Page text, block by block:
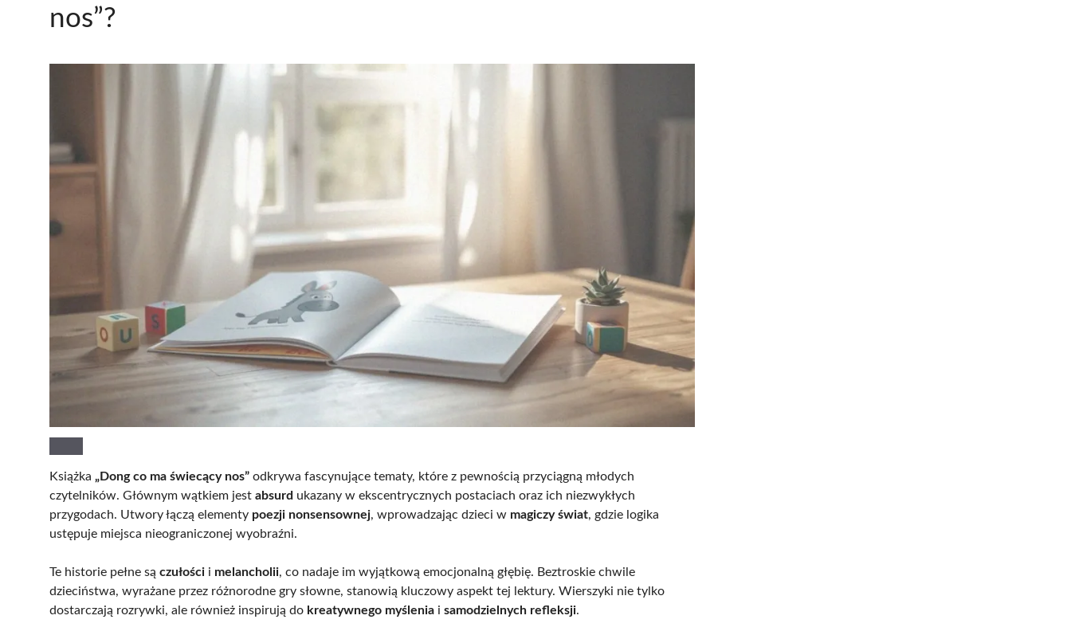
nos”?
Książka „Dong co ma świecący nos” odkrywa fascynujące tematy, które z pewnością przyciągną młodych
czytelników. Głównym wątkiem jest absurd ukazany w ekscentrycznych postaciach oraz ich niezwykłych
przygodach. Utwory łączą elementy poezji nonsensownej, wprowadzając dzieci w magiczy świat, gdzie logika
ustępuje miejsca nieograniczonej wyobraźni.
Te historie pełne są czułości i melancholii, co nadaje im wyjątkową emocjonalną głębię. Beztroskie chwile
dzieciństwa, wyrażane przez różnorodne gry słowne, stanowią kluczowy aspekt tej lektury. Wierszyki nie tylko
dostarczają rozrywki, ale również inspirują do kreatywnego myślenia i samodzielnych refleksji.